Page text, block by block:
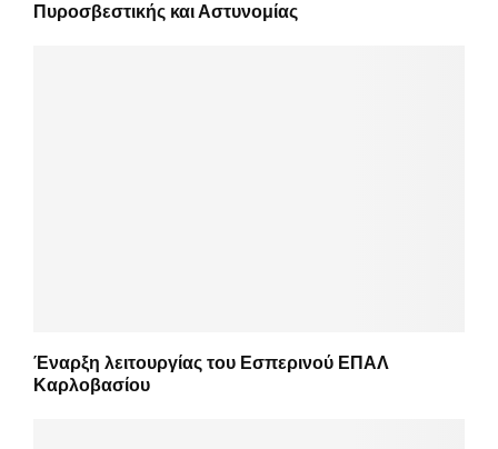
Πυροσβεστικής και Αστυνομίας
Έναρξη λειτουργίας του Εσπερινού ΕΠΑΛ
Καρλοβασίου